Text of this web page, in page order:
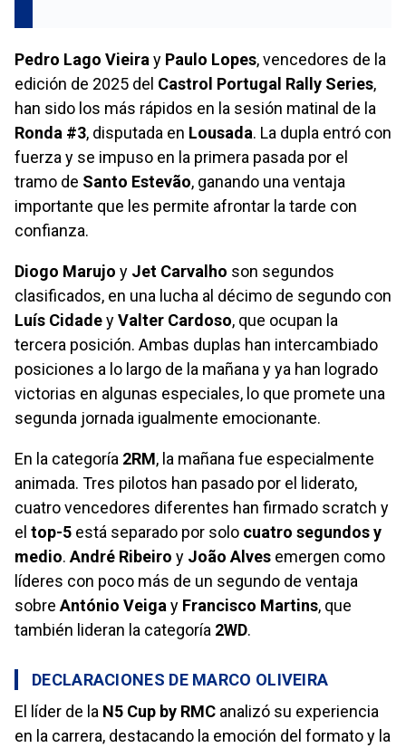
Pedro Lago Vieira y Paulo Lopes, vencedores de la
edición de 2025 del Castrol Portugal Rally Series,
han sido los más rápidos en la sesión matinal de la
Ronda #3, disputada en Lousada. La dupla entró con
fuerza y se impuso en la primera pasada por el
tramo de Santo Estevão, ganando una ventaja
importante que les permite afrontar la tarde con
confianza.
Diogo Marujo y Jet Carvalho son segundos
clasificados, en una lucha al décimo de segundo con
Luís CidadeyValter Cardoso, que ocupan la
tercera posición. Ambas duplas han intercambiado
posiciones a lo largo de la mañana y ya han logrado
victorias en algunas especiales, lo que promete una
segunda jornada igualmente emocionante.
En la categoría 2RM, la mañana fue especialmente
animada. Tres pilotos han pasado por el liderato,
cuatro vencedores diferentes han firmado scratch y
el top-5 está separado por solo cuatro segundos y
medio. André Ribeiro y João Alves emergen como
líderes con poco más de un segundo de ventaja
sobre António Veiga y Francisco Martins, que
también lideran la categoría 2WD.
DECLARACIONES DE MARCO OLIVEIRA
El líder de la N5 Cup by RMC analizó su experiencia
en la carrera, destacando la emoción del formato y la